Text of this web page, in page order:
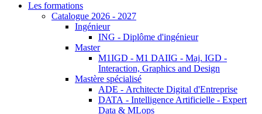
Les formations
Catalogue 2026 - 2027
Ingénieur
ING - Diplôme d'ingénieur
Master
M1IGD - M1 DAIIG - Maj. IGD -
Interaction, Graphics and Design
Mastère spécialisé
ADE - Architecte Digital d'Entreprise
DATA - Intelligence Artificielle - Expert
Data & MLops